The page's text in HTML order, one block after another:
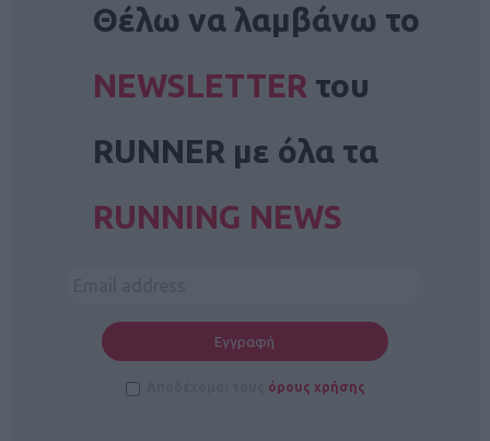
Θέλω να λαμβάνω το
NEWSLETTER του
RUNNER με όλα τα
RUNNING NEWS
όρους χρήσης